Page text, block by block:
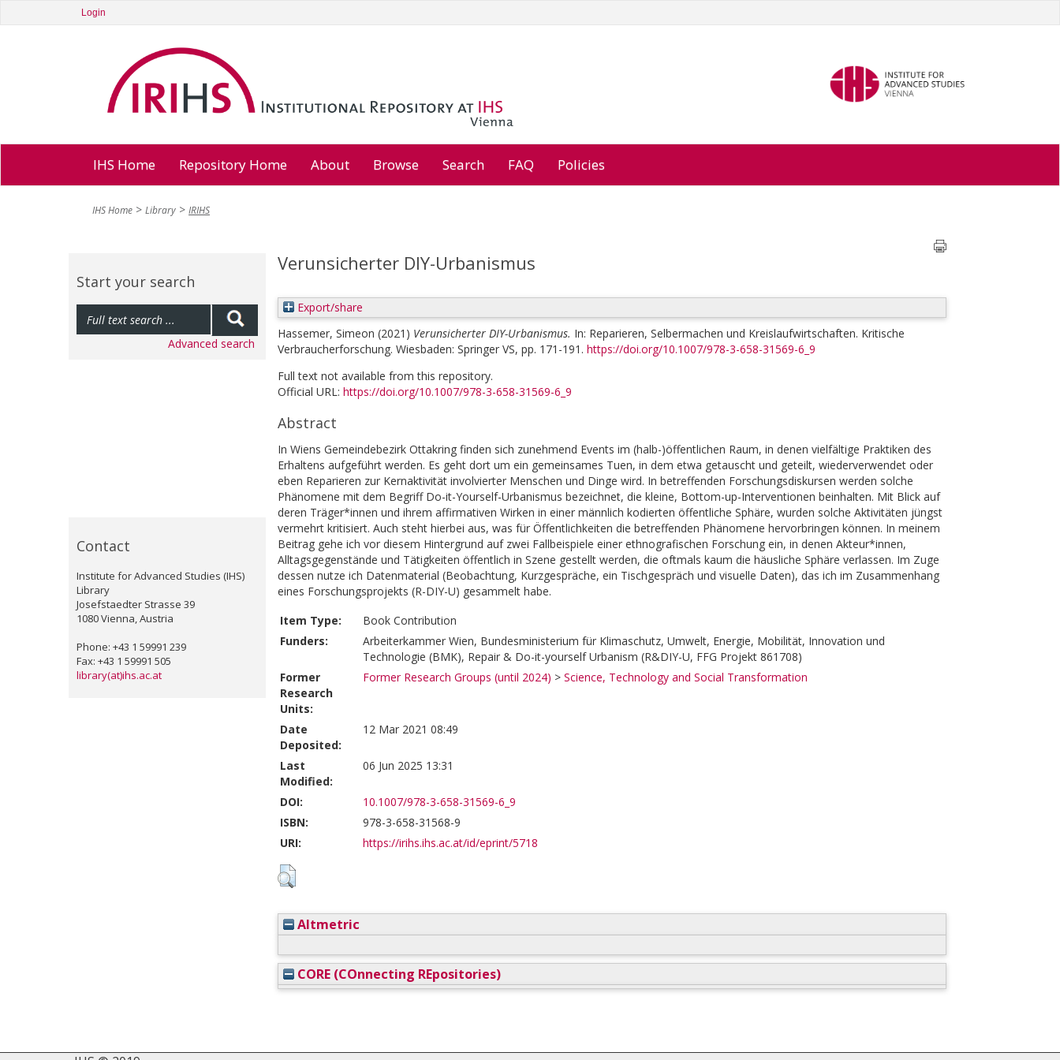
Login
IHS Home Repository Home About Browse Search FAQ Policies
IHS Home Library IRIHS
Start your search
Advanced search
Contact
Institute for Advanced Studies (IHS)
Library
Josefstaedter Strasse 39
1080 Vienna, Austria
Phone: +43 1 59991 239
Fax: +43 1 59991 505
library(at)ihs.ac.at
Verunsicherter DIY-Urbanismus
Export/share
Hassemer, Simeon (2021) Verunsicherter DIY-Urbanismus. In: Reparieren, Selbermachen und Kreislaufwirtschaften. Kritische
Verbraucherforschung. Wiesbaden: Springer VS, pp. 171-191. https://doi.org/10.1007/978-3-658-31569-6_9
Full text not available from this repository.
Official URL: https://doi.org/10.1007/978-3-658-31569-6_9
Abstract
In Wiens Gemeindebezirk Ottakring finden sich zunehmend Events im (halb-)öffentlichen Raum, in denen vielfältige Praktiken des
Erhaltens aufgeführt werden. Es geht dort um ein gemeinsames Tuen, in dem etwa getauscht und geteilt, wiederverwendet oder
eben Reparieren zur Kernaktivität involvierter Menschen und Dinge wird. In betreffenden Forschungsdiskursen werden solche
Phänomene mit dem Begriff Do-it-Yourself-Urbanismus bezeichnet, die kleine, Bottom-up-Interventionen beinhalten. Mit Blick auf
deren Träger*innen und ihrem affirmativen Wirken in einer männlich kodierten öffentliche Sphäre, wurden solche Aktivitäten jüngst
vermehrt kritisiert. Auch steht hierbei aus, was für Öffentlichkeiten die betreffenden Phänomene hervorbringen können. In meinem
Beitrag gehe ich vor diesem Hintergrund auf zwei Fallbeispiele einer ethnografischen Forschung ein, in denen Akteur*innen,
Alltagsgegenstände und Tätigkeiten öffentlich in Szene gestellt werden, die oftmals kaum die häusliche Sphäre verlassen. Im Zuge
dessen nutze ich Datenmaterial (Beobachtung, Kurzgespräche, ein Tischgespräch und visuelle Daten), das ich im Zusammenhang
eines Forschungsprojekts (R-DIY-U) gesammelt habe.
Item Type:
Book Contribution
Funders:
Arbeiterkammer Wien, Bundesministerium für Klimaschutz, Umwelt, Energie, Mobilität, Innovation und
Technologie (BMK), Repair & Do-it-yourself Urbanism (R&DIY-U, FFG Projekt 861708)
Former
Research
Units:
Former Research Groups (until 2024) > Science, Technology and Social Transformation
Date
Deposited:
12 Mar 2021 08:49
Last
Modified:
06 Jun 2025 13:31
DOI:
10.1007/978-3-658-31569-6_9
ISBN:
978-3-658-31568-9
URI:
https://irihs.ihs.ac.at/id/eprint/5718
Altmetric
CORE (COnnecting REpositories)